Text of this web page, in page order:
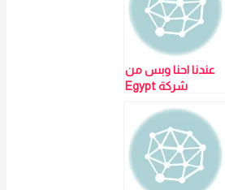
عندنا احنا وبس من
شركة Egypt
بنقدملك اعلى نسب
الخصم كل الاجهزه
اللى انت مش
هتلاقيها موجوده
عندنا احنا وبس